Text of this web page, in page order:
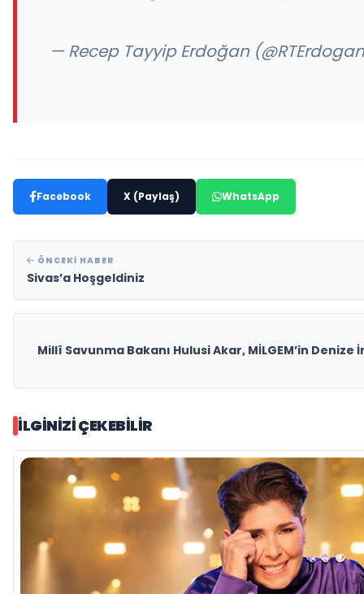
— Recep Tayyip Erdoğan
Facebook X (Paylaş) WhatsApp
ÖNCEKI HABER
Sivas’a Hoşgeldiniz
Millî Savunma Bakanı Hulusi Akar, MİLGEM’in
İLGINIZI ÇEKEBILIR